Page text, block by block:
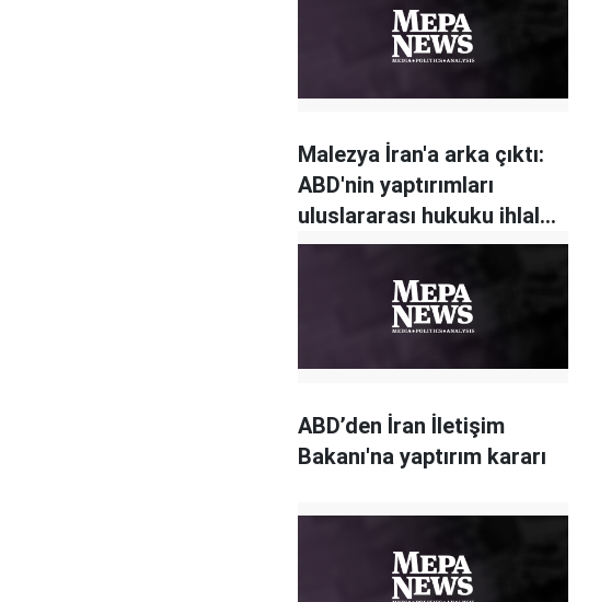
Malezya İran'a arka çıktı:
ABD'nin yaptırımları
uluslararası hukuku ihlal
ediyor
ABD’den İran İletişim
Bakanı'na yaptırım kararı